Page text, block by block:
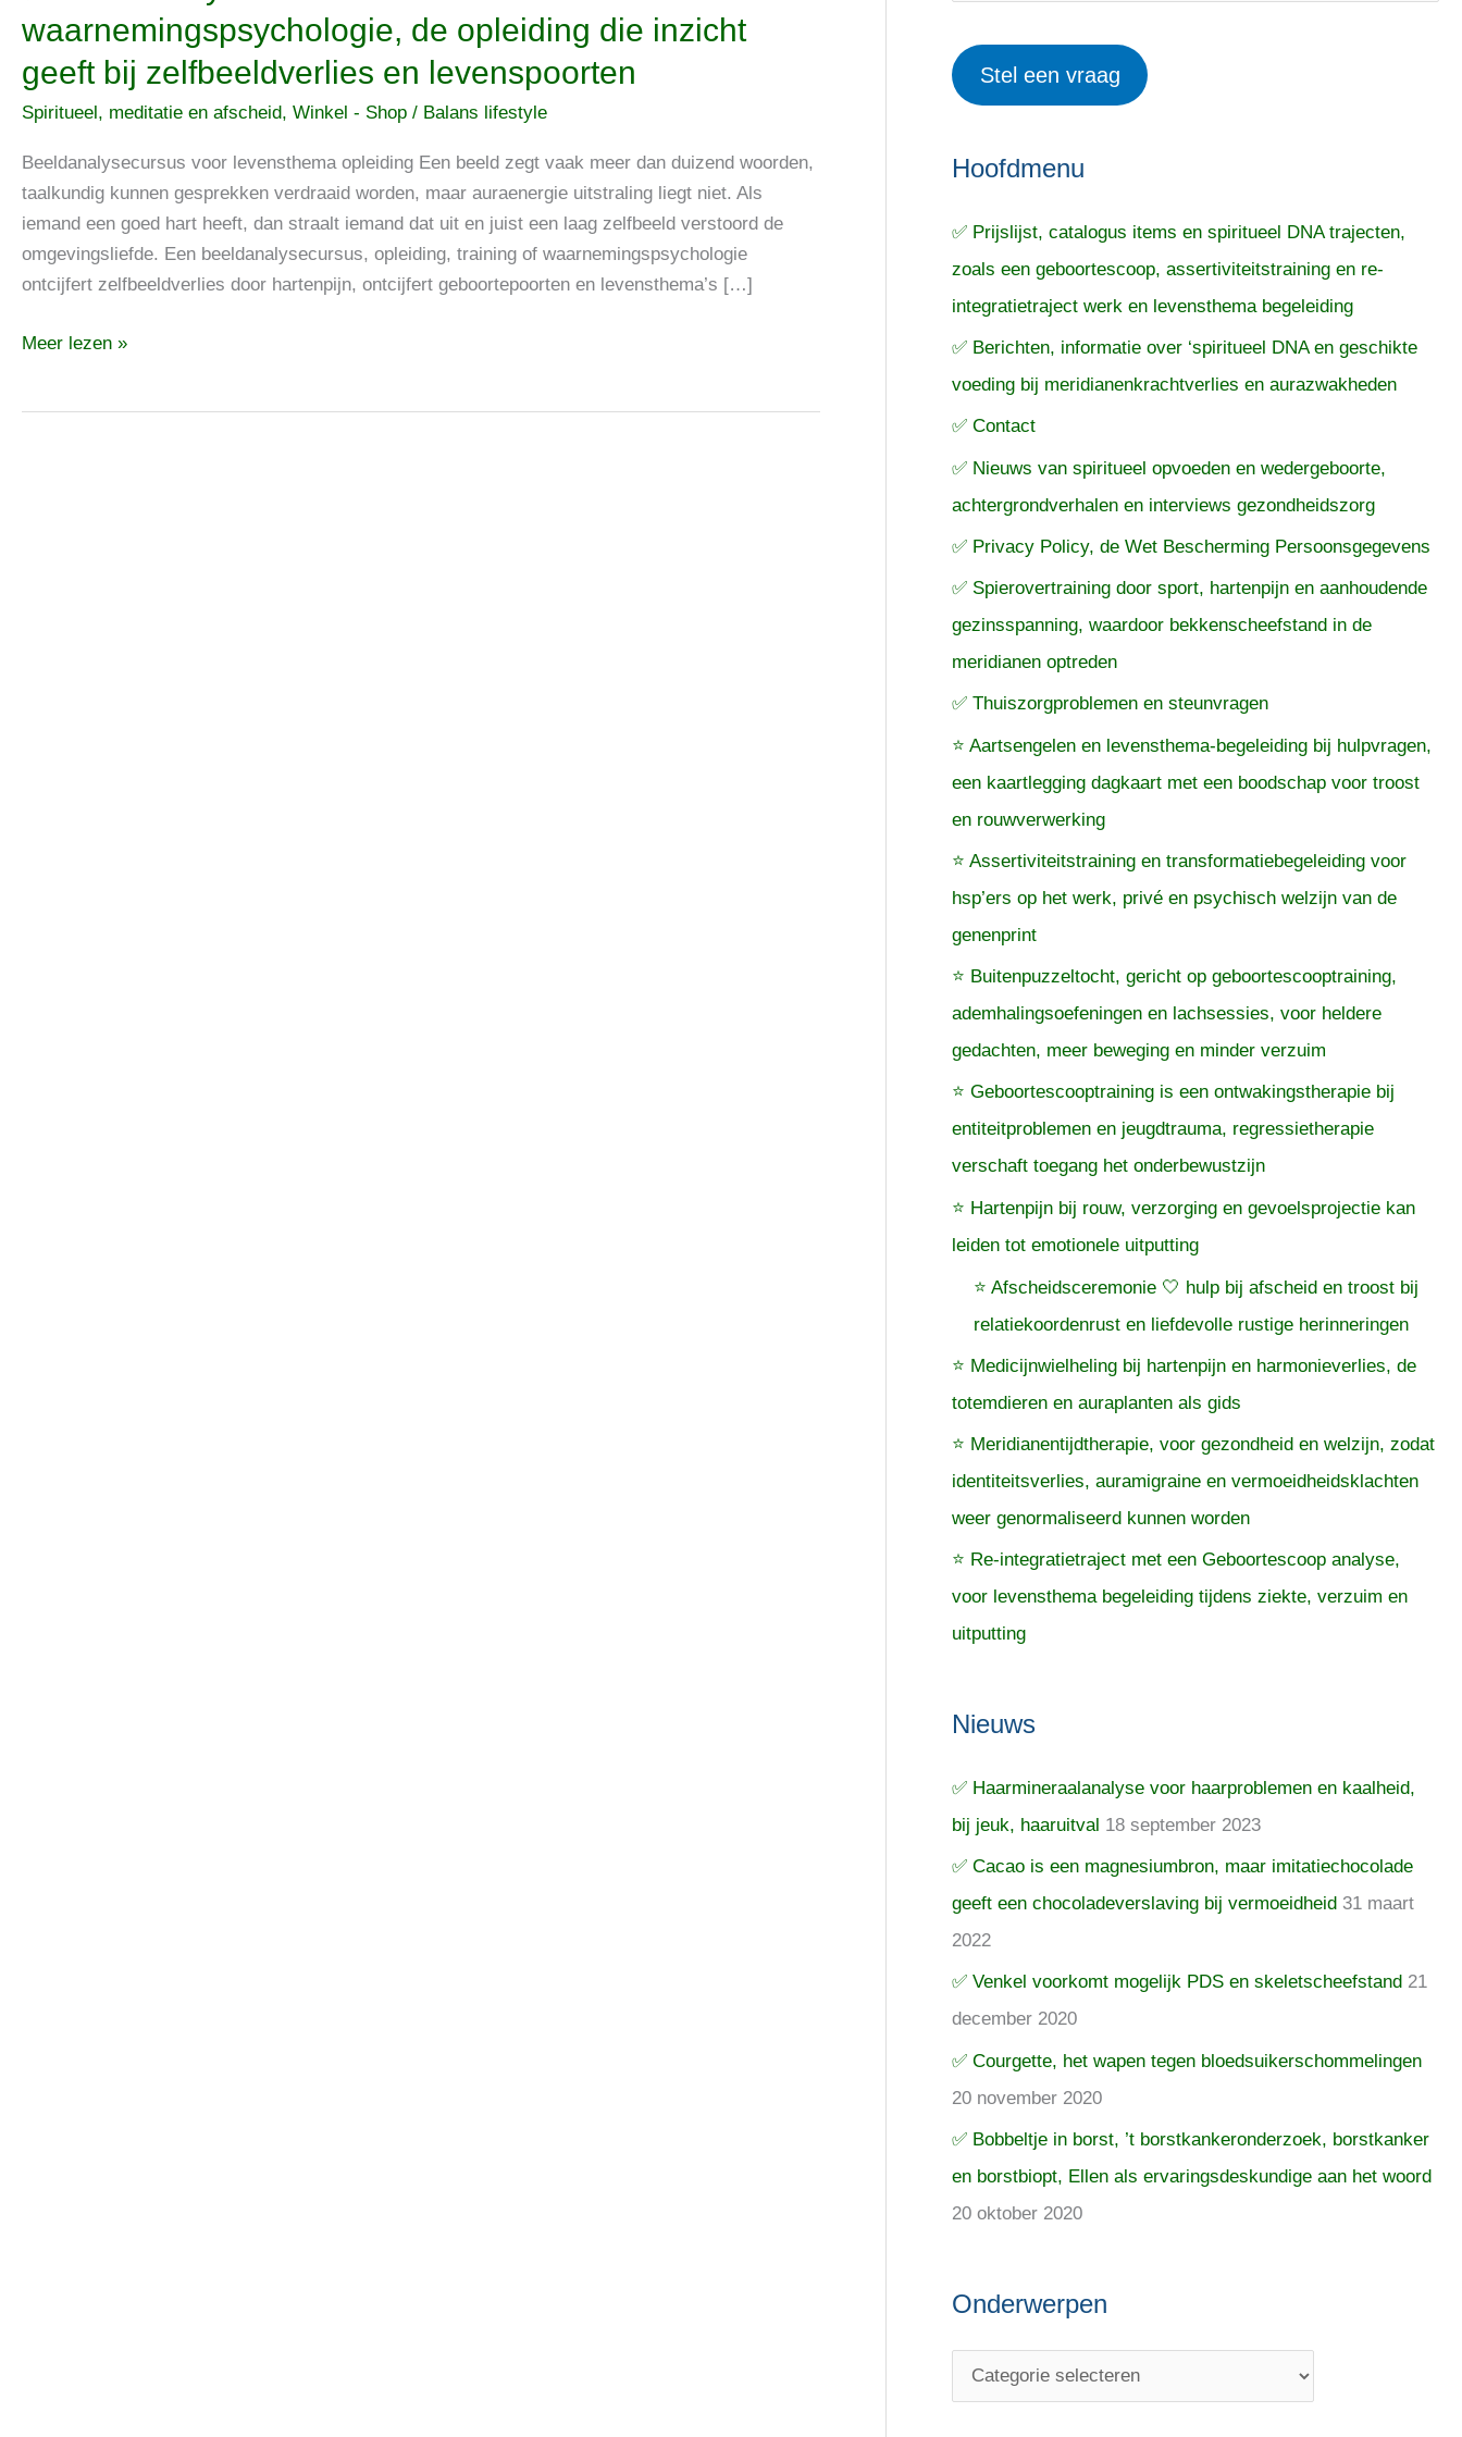
waarnemingspsychologie, de opleiding die inzicht
geeft bij zelfbeeldverlies en levenspoorten
Spiritueel, meditatie en afscheid, Winkel - Shop / Balans lifestyle
Beeldanalysecursus voor levensthema opleiding Een beeld zegt vaak meer dan duizend woorden,
taalkundig kunnen gesprekken verdraaid worden, maar auraenergie uitstraling liegt niet. Als
iemand een goed hart heeft, dan straalt iemand dat uit en juist een laag zelfbeeld verstoord de
omgevingsliefde. Een beeldanalysecursus, opleiding, training of waarnemingspsychologie
ontcijfert zelfbeeldverlies door hartenpijn, ontcijfert geboortepoorten en levensthema’s […]
d.m.v.
waarnemingspsychologie,
de
die
inzicht
geeft
bij
zelfbeeldverlies
levenspoorten
Meer lezen »
e
n
e
k
a
r
:
Stel een vraag
Hoofdmenu
✅ Prijslijst, catalogus items en spiritueel DNA trajecten,
zoals een geboortescoop, assertiviteitstraining en re-
integratietraject werk en levensthema begeleiding
✅ Berichten, informatie over ‘spiritueel DNA en geschikte
voeding bij meridianenkrachtverlies en aurazwakheden
✅ Contact
✅ Nieuws van spiritueel opvoeden en wedergeboorte,
achtergrondverhalen en interviews gezondheidszorg
✅ Privacy Policy, de Wet Bescherming Persoonsgegevens
✅ Spierovertraining door sport, hartenpijn en aanhoudende
gezinsspanning, waardoor bekkenscheefstand in de
meridianen optreden
✅ Thuiszorgproblemen en steunvragen
⭐ Aartsengelen en levensthema-begeleiding bij hulpvragen,
een kaartlegging dagkaart met een boodschap voor troost
en rouwverwerking
⭐ Assertiviteitstraining en transformatiebegeleiding voor
hsp’ers op het werk, privé en psychisch welzijn van de
genenprint
⭐ Buitenpuzzeltocht, gericht op geboortescooptraining,
ademhalingsoefeningen en lachsessies, voor heldere
gedachten, meer beweging en minder verzuim
⭐ Geboortescooptraining is een ontwakingstherapie bij
entiteitproblemen en jeugdtrauma, regressietherapie
verschaft toegang het onderbewustzijn
⭐ Hartenpijn bij rouw, verzorging en gevoelsprojectie kan
leiden tot emotionele uitputting
⭐ Afscheidsceremonie 🤍 hulp bij afscheid en troost bij
relatiekoordenrust en liefdevolle rustige herinneringen
⭐ Medicijnwielheling bij hartenpijn en harmonieverlies, de
totemdieren en auraplanten als gids
⭐ Meridianentijdtherapie, voor gezondheid en welzijn, zodat
identiteitsverlies, auramigraine en vermoeidheidsklachten
weer genormaliseerd kunnen worden
⭐ Re-integratietraject met een Geboortescoop analyse,
voor levensthema begeleiding tijdens ziekte, verzuim en
uitputting
Nieuws
✅ Haarmineraalanalyse voor haarproblemen en kaalheid,
bij jeuk, haaruitval 18 september 2023
✅ Cacao is een magnesiumbron, maar imitatiechocolade
geeft een chocoladeverslaving bij vermoeidheid 31 maart
2022
✅ Venkel voorkomt mogelijk PDS en skeletscheefstand 21
december 2020
✅ Courgette, het wapen tegen bloedsuikerschommelingen
20 november 2020
✅ Bobbeltje in borst, ’t borstkankeronderzoek, borstkanker
en borstbiopt, Ellen als ervaringsdeskundige aan het woord
20 oktober 2020
Onderwerpen
p
n